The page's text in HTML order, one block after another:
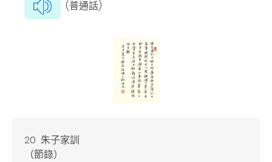
(普通話)
20 朱子家訓
（節錄）